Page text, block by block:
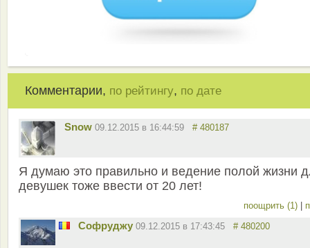
Комментарии, по рейтингу, по дате
Snow 09.12.2015 в 16:44:59 # 480187
Я думаю это правильно и ведение полой жизни
девушек тоже ввести от 20 лет!
поощрить (1)
Софруджу 09.12.2015 в 17:43:45 # 480200